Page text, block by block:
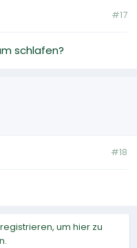
#17
schlafen?
#18
um hier zu